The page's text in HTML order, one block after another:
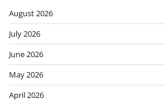
August 2026
July 2026
June 2026
May 2026
April 2026